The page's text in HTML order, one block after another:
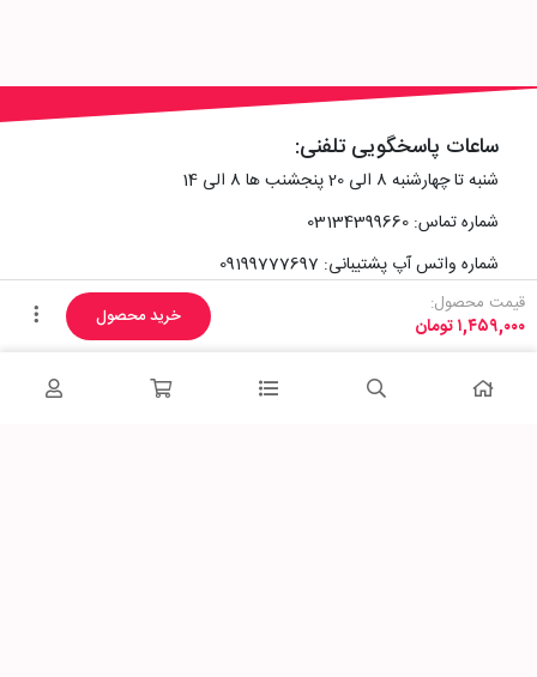
قیمت محصول:
تومان۱,۴۵۹,۰۰۰ خرید محصول
ساعات پاسخگویی تلفنی:
شنبه تا چهارشنبه 8 الی 20 پنجشنب ها 8 الی 14
شماره تماس: 03134399660
شماره واتس آپ پشتیبانی: 09199777697
آدرس دفتر سایت :
اصفهان، خیابان رزمندگان، کوچه شماره سه فرعی 2 پلاک 10